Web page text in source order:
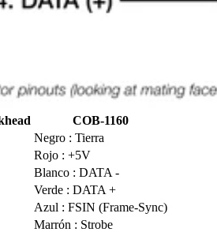
COB-1160
Negro : Tierra
Rojo : +5V
Blanco : DATA -
Verde : DATA +
Azul : FSIN (Frame-Sync)
Marrón : Strobe